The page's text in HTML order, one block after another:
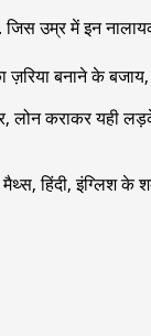
उम्र में इन
ज़रिया बनाने के
कराकर यही
हिंदी,